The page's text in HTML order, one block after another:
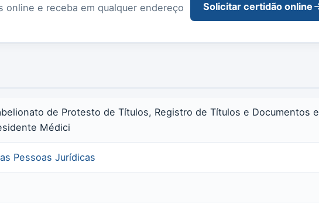
e receba em qualquer endereço
Solicitar certidão online
de Protesto de Títulos, Registro de Títulos e Documentos e
Médici
Pessoas Jurídicas